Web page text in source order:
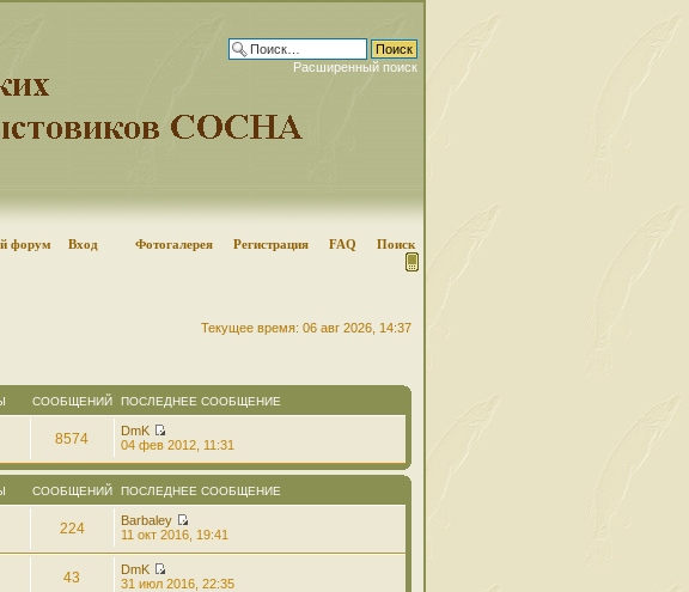
Расширенный поиск
форум Вход Фотогалерея Регистрация FAQ Поиск
Текущее время: 06 авг 2026, 14:37
СООБЩЕНИЙ ПОСЛЕДНЕЕ СООБЩЕНИЕ
8574
DmK
04 фев 2012, 11:31
СООБЩЕНИЙ ПОСЛЕДНЕЕ СООБЩЕНИЕ
224
Barbaley
11 окт 2016, 19:41
43
DmK
31 июл 2016, 22:35